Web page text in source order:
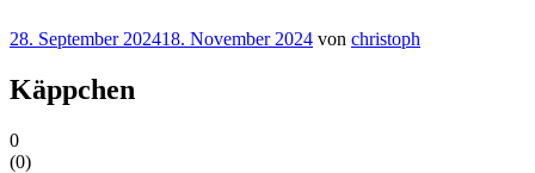
Veröffentlicht
28. September 202418. November 2024 von christoph
Käppchen
0
(0)